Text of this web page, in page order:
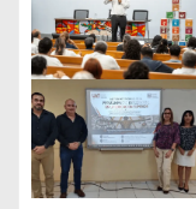
i
ó
n
d